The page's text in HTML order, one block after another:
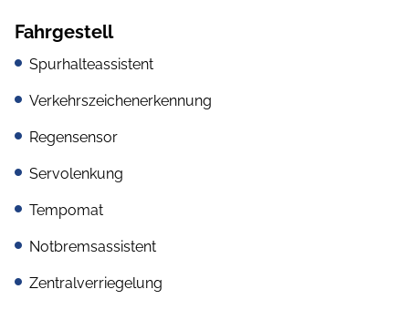
Fahrgestell
Spurhalteassistent
Verkehrszeichenerkennung
Regensensor
Servolenkung
Tempomat
Notbremsassistent
Zentralverriegelung